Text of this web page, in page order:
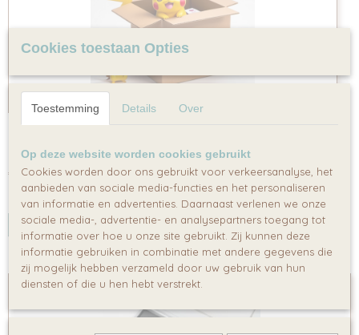
Pokemon Mystery box
Pokemon mystery box Een pakket vol met leuke pokemon…
€ 9,95
Op voorraad
IN WINKELWAGEN
Cookies toestaan Opties
Toestemming Details Over
Op deze website worden cookies gebruikt
Cookies worden door ons gebruikt voor verkeersanalyse, het
aanbieden van sociale media-functies en het personaliseren
van informatie en advertenties. Daarnaast verlenen we onze
sociale media-, advertentie- en analysepartners toegang tot
informatie over hoe u onze site gebruikt. Zij kunnen deze
informatie gebruiken in combinatie met andere gegevens die
zij mogelijk hebben verzameld door uw gebruik van hun
diensten of die u hen hebt verstrekt.